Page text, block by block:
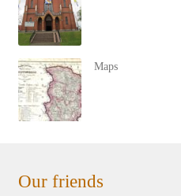
Maps
Our friends